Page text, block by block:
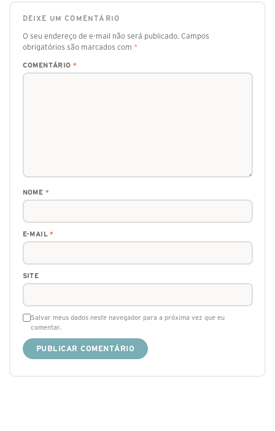
DEIXE UM COMENTÁRIO
O seu endereço de e-mail não será publicado. Campos
obrigatórios são marcados com *
COMENTÁRIO *
NOME *
E-MAIL*
SITE
Salvar meus dados neste navegador para a próxima vez que eu
comentar.